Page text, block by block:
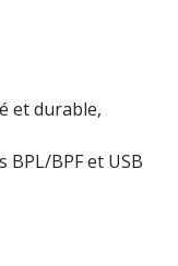
et durable,
BPL/BPF et USB